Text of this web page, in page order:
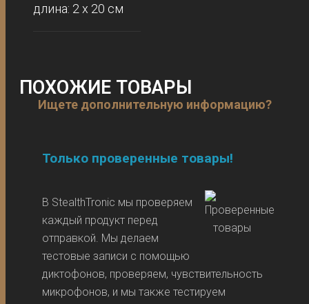
длина: 2 х 20 см
ПОХОЖИЕ ТОВАРЫ
Ищете дополнительную информацию?
Только проверенные товары!
В StealthTronic мы проверяем
каждый продукт перед
отправкой. Мы делаем
тестовые записи с помощью
диктофонов, проверяем, чувствительность
микрофонов, и мы также тестируем